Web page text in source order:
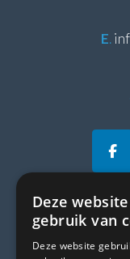
E.
Neem
Deze
gebruik van
Deze website